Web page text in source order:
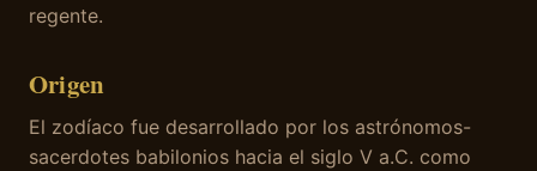
regente.
Origen
El zodíaco fue desarrollado por los astrónomos-
sacerdotes babilonios hacia el siglo V a.C. como